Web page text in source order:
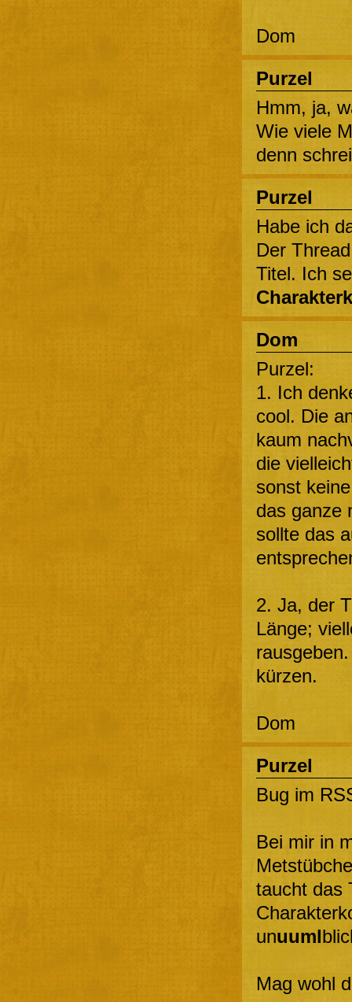
Dom
Purzel
Hmm, ja,
Wie viele
denn
Purzel
Habe ich
Der
Titel. Ich
Dom
Purzel:
1. Ich
cool. Die
kaum
die
sonst
das ganze
sollte das
2. Ja, der
Länge;
kürzen.
Dom
Purzel
Bug im
Bei mir in
taucht das
unuuml
Mag wohl